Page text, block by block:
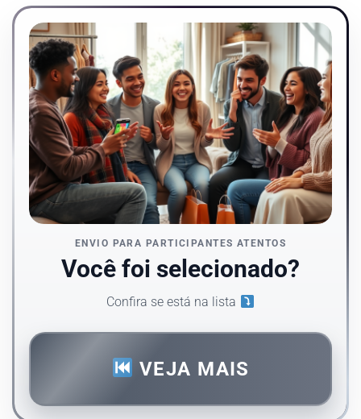
ENVIO PARA PARTICIPANTES ATENTOS
Você foi selecionado?
Confira se está na lista
VEJA MAIS